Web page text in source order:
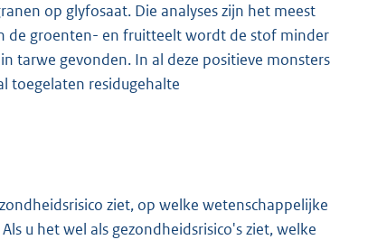
op glyfosaat. Die analyses zijn het meest
de groenten- en fruitteelt wordt de stof minder
tarwe gevonden. In al deze positieve monsters
toegelaten residugehalte
ziet, op welke wetenschappelijke
u het wel als gezondheidsrisico's ziet, welke